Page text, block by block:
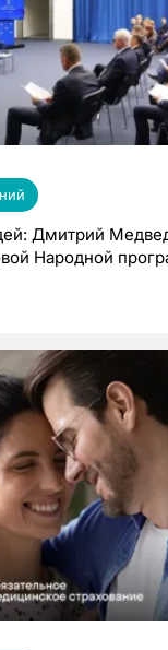
Дмитрий
Народной